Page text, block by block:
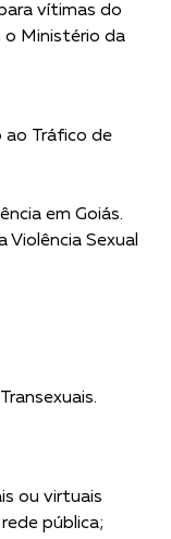
vítimas do
o Ministério da
Tráfico de
em Goiás.
Sexual
ou virtuais
pública;